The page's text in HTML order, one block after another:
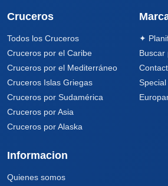
Cruceros
Todos los Cruceros
Cruceros por el Caribe
Cruceros por el Mediterráneo
Cruceros Islas Griegas
Cruceros por Sudamérica
Cruceros por Asia
Cruceros por Alaska
✦
Buscar
Special
Informacion
Quienes somos